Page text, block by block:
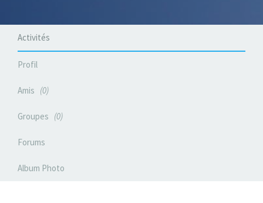
Activités
Profil
Amis 0
Groupes 0
Forums
Album Photo